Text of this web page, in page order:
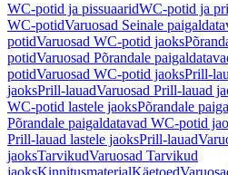
WC-potid ja pissuaaridWC-potid ja
WC-potidVaruosad Seinale
potidVaruosad WC-potid jaoks
potidVaruosad Põrandale
potidVaruosad WC-potid jaoksPrill-
jaoksPrill-lauadVaruosad Prill-lauad
WC-potid lastele jaoksPõrandale
Põrandale paigaldatavad WC-potid
Prill-lauad lastele jaoksPrill-lauad
jaoksTarvikudVaruosad Tarvikud
jaoksKinnitusmaterjalKäetoed